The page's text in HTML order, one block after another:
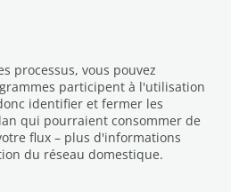
processus, vous pouvez
participent à l'utilisation
identifier et fermer les
qui pourraient consommer de
flux – plus d'informations
du réseau domestique.